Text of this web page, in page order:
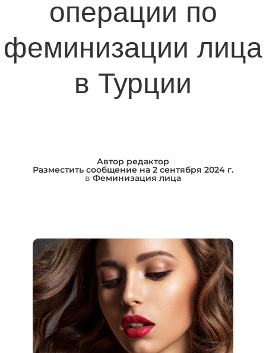
операции по
феминизации лица
в Турции
Автор редактор
Разместить сообщение на 2 сентября 2024 г.
в Феминизация лица